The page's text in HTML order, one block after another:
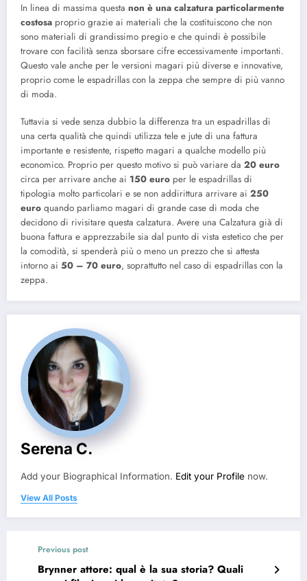
In linea di massima questa non è una calzatura particolarmente
costosa proprio grazie ai materiali che la costituiscono che non
sono materiali di grandissimo pregio e che quindi è possibile
trovare con facilità senza sborsare cifre eccessivamente importanti.
Questo vale anche per le versioni magari più diverse e innovative,
proprio come le espadrillas con la zeppa che sempre di più vanno
di moda.
Tuttavia si vede senza dubbio la differenza tra un espadrillas di
una certa qualità che quindi utilizza tele e jute di una fattura
importante e resistente, rispetto magari a qualche modello più
economico. Proprio per questo motivo si può variare da 20 euro
circa per arrivare anche ai 150 euro per le espadrillas di
tipologia molto particolari e se non addirittura arrivare ai 250
euro quando parliamo magari di grande case di moda che
decidono di rivisitare questa calzatura. Avere una Calzatura già di
buona fattura e apprezzabile sia dal punto di vista estetico che per
la comodità, si spenderà più o meno un prezzo che si attesta
intorno ai 50 – 70 euro, soprattutto nel caso di espadrillas con la
zeppa.
Serena C.
Add your Biographical Information. Edit your Profile now.
View All Posts
Previous post
Brynner attore: qual è la sua storia? Quali